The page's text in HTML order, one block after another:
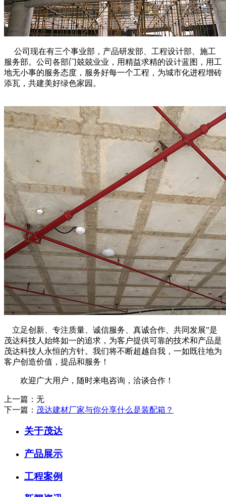
公司现在有三个事业部，产品研发部、工程设计部、施工
服务部。公司各部门兢兢业业，用精益求精的设计蓝图，用工
地无小事的服务态度，服务好每一个工程，为城市化进程增砖
添瓦，共建美好绿色家园。
立足创新、专注质量、诚信服务、真诚合作、共同发展”是
茂达科技人始终如一的追求，为客户提供可靠的技术和产品是
茂达科技人永恒的方针。我们将不断超越自我，一如既往地为
客户创造价值，提品和服务！
欢迎广大用户，随时来电咨询，洽谈合作！
上一篇：无
下一篇： 茂达建材厂家与你分享什么是装配箱？
关于茂达
产品展示
工程案例